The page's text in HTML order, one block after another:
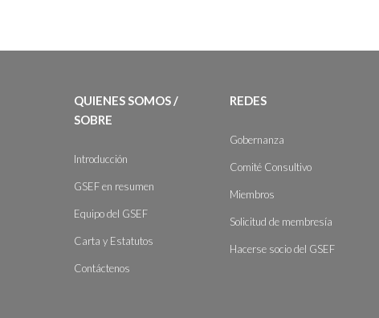
QUIENES SOMOS /
SOBRE
Introducción
GSEF en resumen
Equipo del GSEF
Carta y Estatutos
Contáctenos
REDES
Gobernanza
Comité Consultivo
Miembros
Solicitud de membresía
Hacerse socio del GSEF